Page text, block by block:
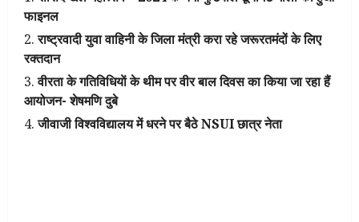
फाइनल
राष्ट्रवादी युवा वाहिनी के जिला मंत्री करा रहे जरूरतमंदों के लिए
रक्तदान
वीरता के गतिविधियाें के थीम पर वीर बाल दिवस का किया जा रहा हैं
आयोजन- शेषमणि दुबे
जीवाजी विश्वविद्यालय में धरने पर बैठे NSUI छात्र नेता